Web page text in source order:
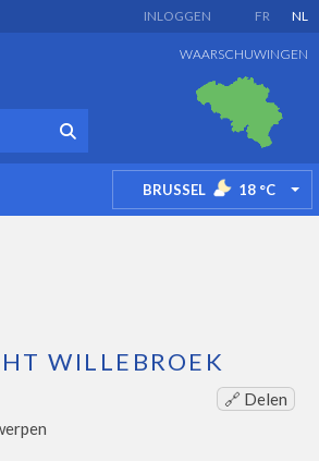
FR NL
INLOGGEN
WAARSCHUWINGEN
BRUSSEL 18 °C
WILLEBROEK
🔗 Delen